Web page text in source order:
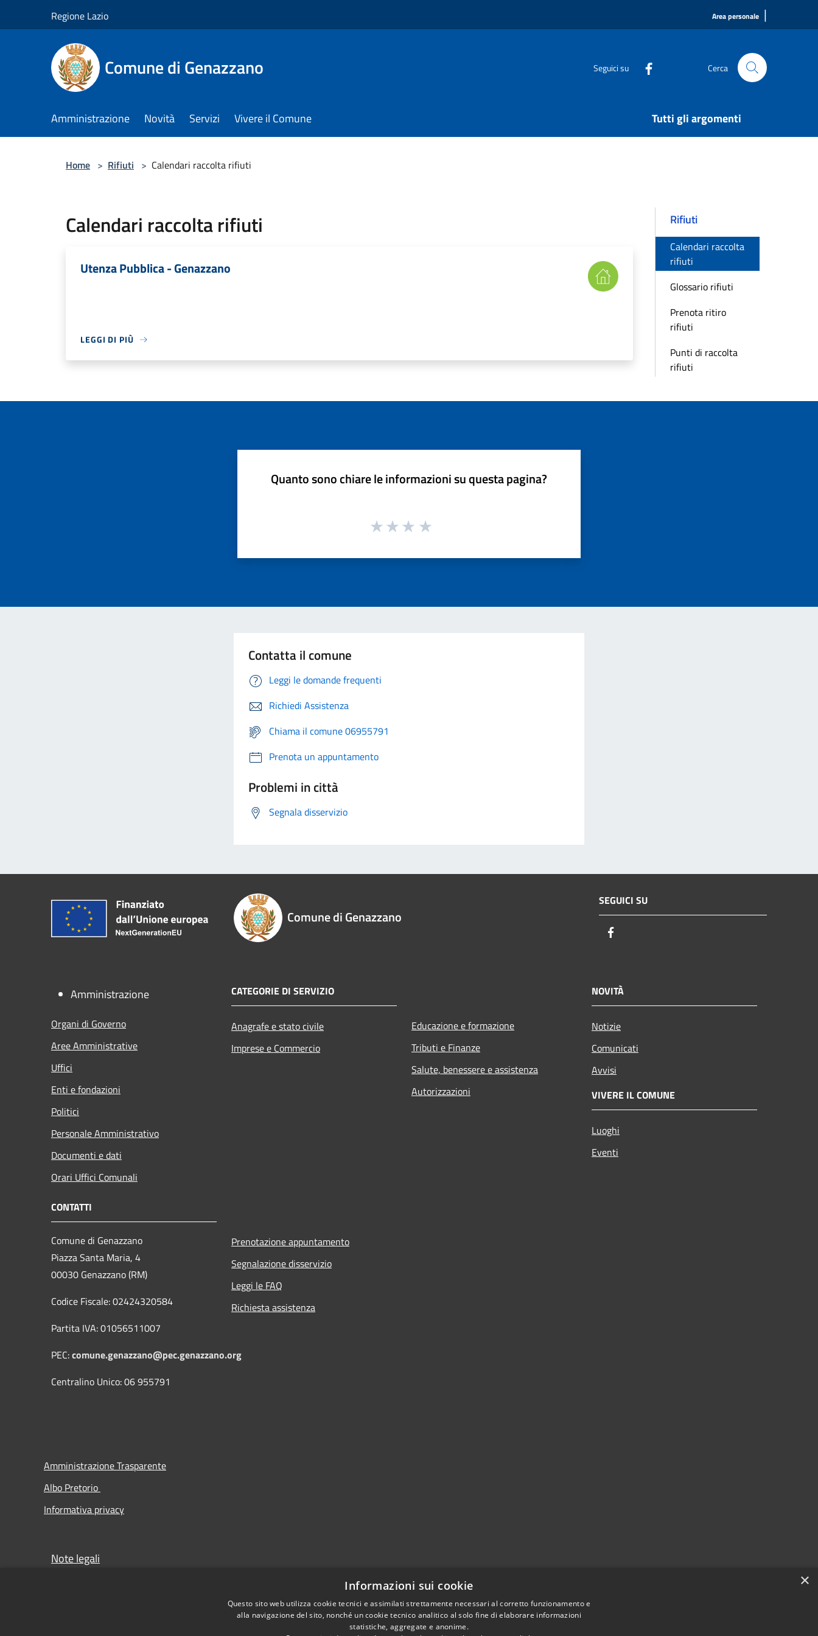
Regione Lazio Area personale |
Comune di Genazzano Seguici su Cerca
Amministrazione Novità Servizi Vivere il Comune Tutti gli argomenti
Home > Rifiuti > Calendari raccolta rifiuti
Calendari raccolta rifiuti
Utenza Pubblica - Genazzano
LEGGI DI PIÙ
Rifiuti
Calendari raccolta
rifiuti
Glossario rifiuti
Prenota ritiro
rifiuti
Punti di raccolta
rifiuti
Quanto sono chiare le informazioni su questa pagina?
Contatta il comune
Leggi le domande frequenti
Richiedi Assistenza
Chiama il comune 06955791
Prenota un appuntamento
Problemi in città
Segnala disservizio
Comune di Genazzano
SEGUICI SU
Amministrazione
Organi di Governo
Aree Amministrative
Uffici
Enti e fondazioni
Politici
Personale Amministrativo
Documenti e dati
Orari Uffici Comunali
CATEGORIE DI SERVIZIO
Anagrafe e stato civile
Imprese e Commercio
Educazione e formazione
Tributi e Finanze
Salute, benessere e assistenza
Autorizzazioni
NOVITÀ
Notizie
Comunicati
Avvisi
VIVERE IL COMUNE
Luoghi
Eventi
CONTATTI
Comune di Genazzano
Piazza Santa Maria, 4
00030 Genazzano (RM)
Codice Fiscale: 02424320584
Partita IVA: 01056511007
PEC:comune.genazzano@pec.genazzano.org
Centralino Unico: 06 955791
Prenotazione appuntamento
Segnalazione disservizio
Leggi le FAQ
Richiesta assistenza
Amministrazione Trasparente
Albo Pretorio
Informativa privacy
Note legali
×
Informazioni sui cookie
Questo sito web utilizza cookie tecnici e assimilati strettamente necessari al corretto funzionamento e
alla navigazione del sito, nonché un cookie tecnico analitico al solo fine di elaborare informazioni
statistiche, aggregate e anonime.